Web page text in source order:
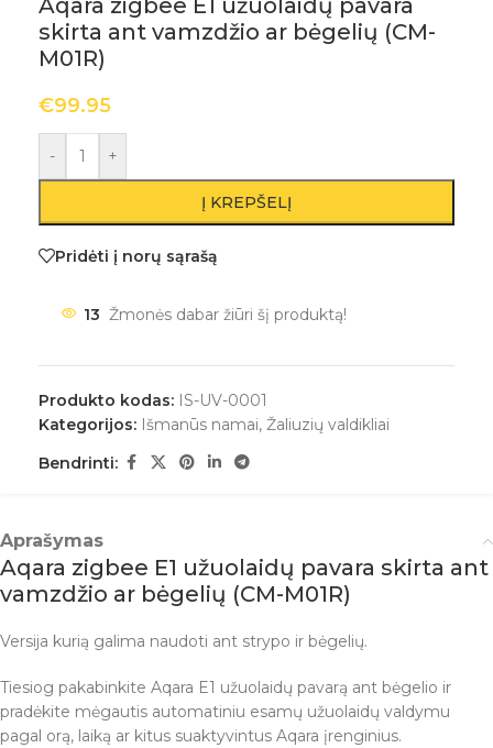
Aqara zigbee E1 užuolaidų pavara
skirta ant vamzdžio ar bėgelių (CM-
M01R)
€99.95
- +
Į KREPŠELĮ
Pridėti į norų sąrašą
13 Žmonės dabar žiūri šį produktą!
Produkto kodas: IS-UV-0001
Kategorijos: Išmanūs namai, Žaliuzių valdikliai
Bendrinti:
Aprašymas
Aqara zigbee E1 užuolaidų pavara skirta ant
vamzdžio ar bėgelių (CM-M01R)
Versija kurią galima naudoti ant strypo ir bėgelių.
Tiesiog pakabinkite Aqara E1 užuolaidų pavarą ant bėgelio ir
pradėkite mėgautis automatiniu esamų užuolaidų valdymu
pagal orą, laiką ar kitus suaktyvintus Aqara įrenginius.